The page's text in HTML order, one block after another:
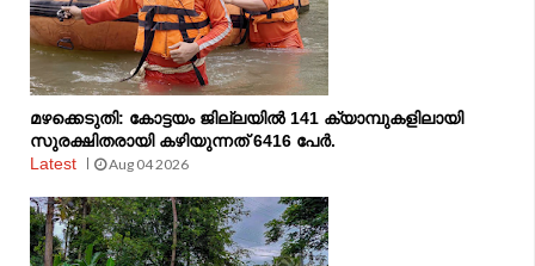
മഴക്കെടുതി: കോട്ടയം ജില്ലയിൽ 141 ക്യാമ്പുകളിലായി
സുരക്ഷിതരായി കഴിയുന്നത് 6416 പേർ.
Latest
Aug 04 2026